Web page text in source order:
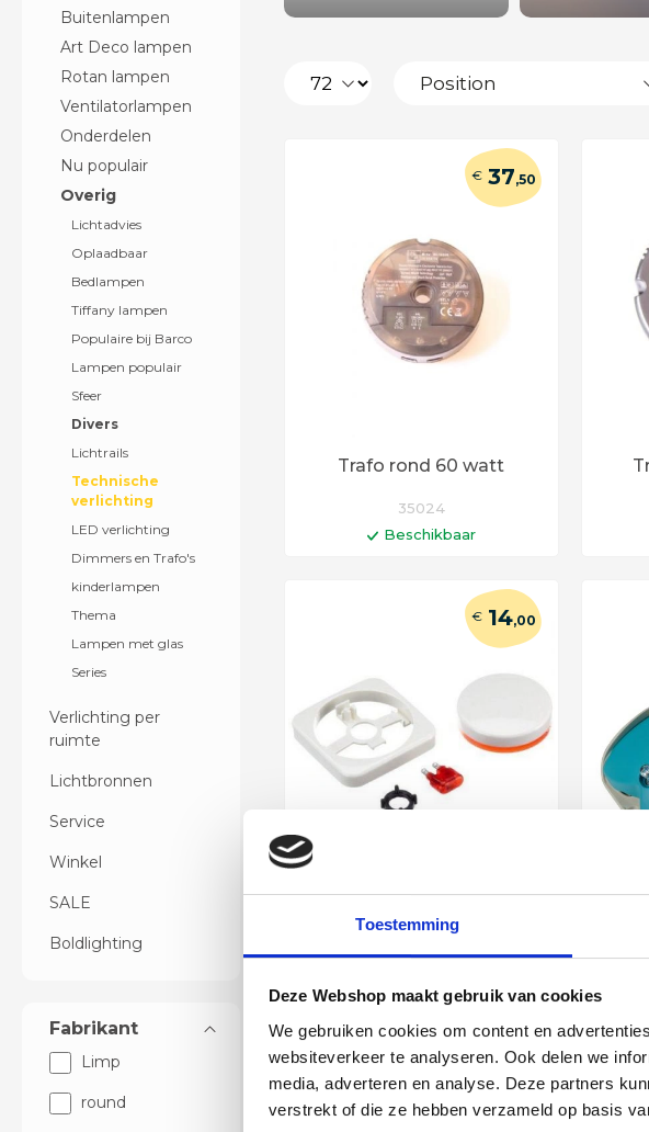
Toestemming
Deze Webshop maakt gebruik van cookies
We gebruiken cookies om content en
websiteverkeer te analyseren. Ook delen we
media, adverteren en analyse. Deze partners
verstrekt of die ze hebben verzameld op basis
Buitenlampen
Art Deco lampen
Rotan lampen
Ventilatorlampen
Onderdelen
Nu populair
Overig
Lichtadvies
Oplaadbaar
Bedlampen
Tiffany lampen
Populaire bij Barco
Lampen populair
Sfeer
Divers
Lichtrails
Technische
verlichting
LED verlichting
Dimmers en Trafo's
kinderlampen
Thema
Lampen met glas
Series
Verlichting per
ruimte
Lichtbronnen
Service
Winkel
SALE
Boldlighting
Fabrikant
Limp
round
Trafo rond 60 watt
€37,50
35024
Beschikbaar
Levertijd 6 - 12 werkdagen
INDICATIE VENSTER
€14,00
In winkelwagen
Levertijd 6 - 12 werkdagen
Scherpe prijzen